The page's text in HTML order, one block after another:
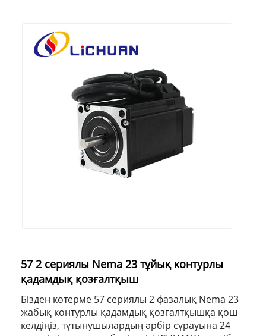
57 2 сериялы Nema 23 тұйық контурлы
қадамдық қозғалтқыш
Бізден көтерме 57 сериялы 2 фазалық Nema 23
жабық контурлы қадамдық қозғалтқышқа қош
келдіңіз, тұтынушылардың әрбір сұрауына 24